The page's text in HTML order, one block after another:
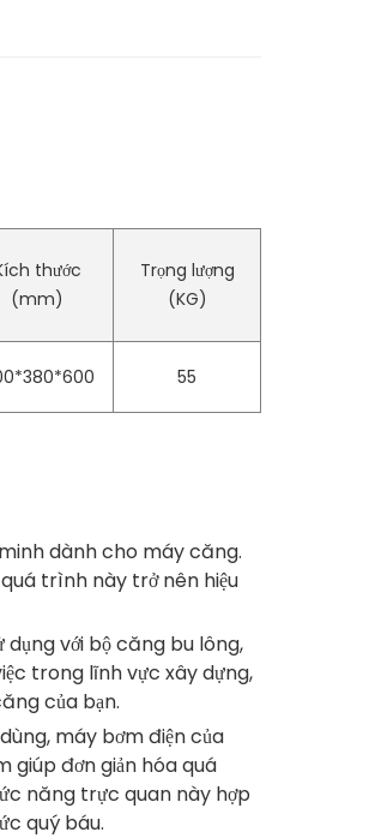
thước
(mm)
Trọng lượng
(KG)
55
dành cho máy căng.
trình này trở nên hiệu
dụng với bộ căng bu lông,
trong lĩnh vực xây dựng,
của bạn.
máy bơm điện của
giúp đơn giản hóa quá
năng trực quan này hợp
quý báu.